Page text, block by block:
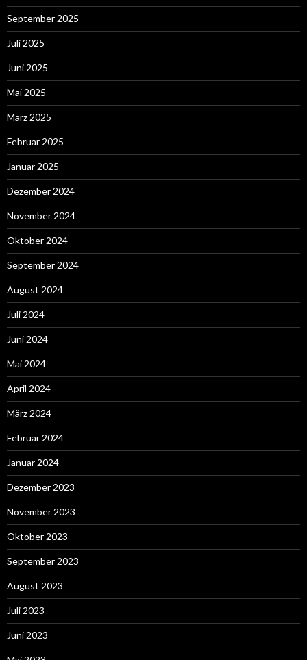
September 2025
Juli 2025
Juni 2025
Mai 2025
März 2025
Februar 2025
Januar 2025
Dezember 2024
November 2024
Oktober 2024
September 2024
August 2024
Juli 2024
Juni 2024
Mai 2024
April 2024
März 2024
Februar 2024
Januar 2024
Dezember 2023
November 2023
Oktober 2023
September 2023
August 2023
Juli 2023
Juni 2023